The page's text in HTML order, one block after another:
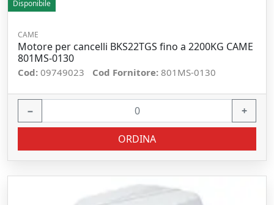
Disponibile
CAME
Motore per cancelli BKS22TGS fino a 2200KG CAME
801MS-0130
Cod: 09749023 Cod Fornitore: 801MS-0130
− +
ORDINA